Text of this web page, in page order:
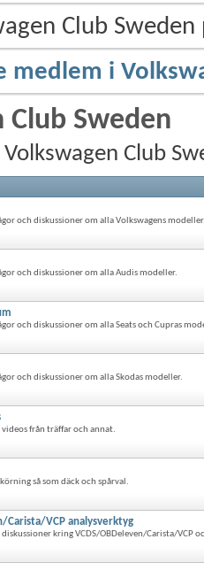
Club
medlem i
Club Sweden
Club
och diskussioner om alla Volkswagens
och diskussioner om alla Audis modeller.
och diskussioner om alla Seats och Cupras
och diskussioner om alla Skodas modeller.
från träffar och annat.
så som däck och spårval.
Carista/VCP analysverktyg
kring VCDS/OBDeleven/Carista/VCP